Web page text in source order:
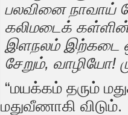
பலவினை நாவாய்
கலிமடைக்
இளநலம் இற்கடை
சேறும், வாழியோ!
“மயக்கம் தரும்
மதுவீணாகி